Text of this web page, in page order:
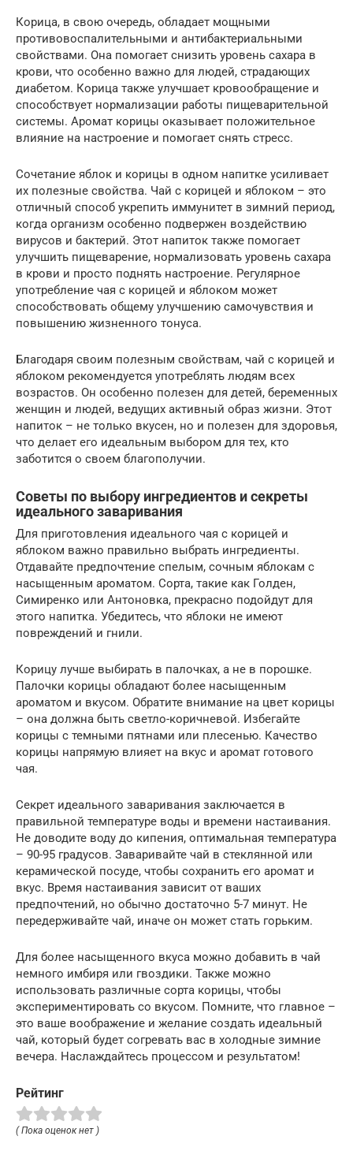
Корица, в свою очередь, обладает мощными
противовоспалительными и антибактериальными
свойствами. Она помогает снизить уровень сахара в
крови, что особенно важно для людей, страдающих
диабетом. Корица также улучшает кровообращение и
способствует нормализации работы пищеварительной
системы. Аромат корицы оказывает положительное
влияние на настроение и помогает снять стресс.
Сочетание яблок и корицы в одном напитке усиливает
их полезные свойства. Чай с корицей и яблоком – это
отличный способ укрепить иммунитет в зимний период,
когда организм особенно подвержен воздействию
вирусов и бактерий. Этот напиток также помогает
улучшить пищеварение, нормализовать уровень сахара
в крови и просто поднять настроение. Регулярное
употребление чая с корицей и яблоком может
способствовать общему улучшению самочувствия и
повышению жизненного тонуса.
Благодаря своим полезным свойствам, чай с корицей и
яблоком рекомендуется употреблять людям всех
возрастов. Он особенно полезен для детей, беременных
женщин и людей, ведущих активный образ жизни. Этот
напиток – не только вкусен, но и полезен для здоровья,
что делает его идеальным выбором для тех, кто
заботится о своем благополучии.
Советы по выбору ингредиентов и секреты
идеального заваривания
Для приготовления идеального чая с корицей и
яблоком важно правильно выбрать ингредиенты.
Отдавайте предпочтение спелым, сочным яблокам с
насыщенным ароматом. Сорта, такие как Голден,
Симиренко или Антоновка, прекрасно подойдут для
этого напитка. Убедитесь, что яблоки не имеют
повреждений и гнили.
Корицу лучше выбирать в палочках, а не в порошке.
Палочки корицы обладают более насыщенным
ароматом и вкусом. Обратите внимание на цвет корицы
– она должна быть светло-коричневой. Избегайте
корицы с темными пятнами или плесенью. Качество
корицы напрямую влияет на вкус и аромат готового
чая.
Секрет идеального заваривания заключается в
правильной температуре воды и времени настаивания.
Не доводите воду до кипения, оптимальная температура
– 90-95 градусов. Заваривайте чай в стеклянной или
керамической посуде, чтобы сохранить его аромат и
вкус. Время настаивания зависит от ваших
предпочтений, но обычно достаточно 5-7 минут. Не
передерживайте чай, иначе он может стать горьким.
Для более насыщенного вкуса можно добавить в чай
немного имбиря или гвоздики. Также можно
использовать различные сорта корицы, чтобы
экспериментировать со вкусом. Помните, что главное –
это ваше воображение и желание создать идеальный
чай, который будет согревать вас в холодные зимние
вечера. Наслаждайтесь процессом и результатом!
Рейтинг
( Пока оценок нет )